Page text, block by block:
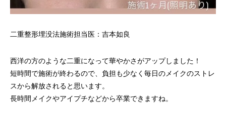
二重整形埋没法施術担当医：吉本如良
西洋の方のような二重になって華やかさがアップしました！
短時間で施術が終わるので、負担も少なく毎日のメイクのストレ
スから解放されると思います。
長時間メイクやアイプチなどから卒業できますね。